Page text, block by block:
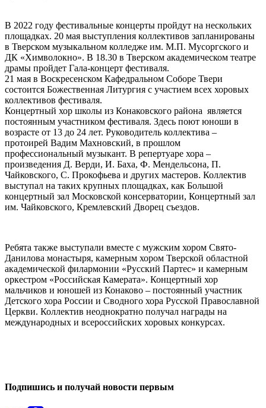
В 2022 году фестивальные концерты пройдут на нескольких
площадках. 20 мая выступления коллективов запланированы
в Тверском музыкальном колледже им. М.П. Мусоргского и
ДК «Химволокно». В 18.30 в Тверском академическом театре
драмы пройдет Гала-концерт фестиваля.
21 мая в Воскресенском Кафедральном Соборе Твери
состоится Божественная Литургия с участием всех хоровых
коллективов фестиваля.
Концертный хор школы из Конаковского района является
постоянным участником фестиваля. Здесь поют юноши в
возрасте от 13 до 24 лет. Руководитель коллектива –
протоирей Вадим Махновский, в прошлом
профессиональный музыкант. В репертуаре хора –
произведения Д. Верди, И. Баха, Ф. Мендельсона, П.
Чайковского, С. Прокофьева и других мастеров. Коллектив
выступал на таких крупных площадках, как Большой
концертный зал Московской консерватории, Концертный зал
им. Чайковского, Кремлевский Дворец съездов.
Ребята также выступали вместе с мужским хором Свято-
Данилова монастыря, камерным хором Тверской областной
академической филармонии «Русский Партес» и камерным
оркестром «Российская Камерата». Концертный хор
мальчиков и юношей из Конаково – постоянный участник
Детского хора России и Сводного хора Русской Православной
Церкви. Коллектив неоднократно получал награды на
международных и всероссийских хоровых конкурсах.
Подпишись и получай новости первым